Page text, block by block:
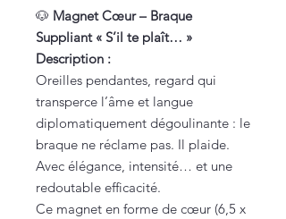
🐶 Magnet Cœur – Braque
Suppliant « S’il te plaît… »
Description :
Oreilles pendantes, regard qui
transperce l’âme et langue
diplomatiquement dégoulinante : le
braque ne réclame pas. Il plaide.
Avec élégance, intensité… et une
redoutable efficacité.
Ce magnet en forme de cœur (6,5 x